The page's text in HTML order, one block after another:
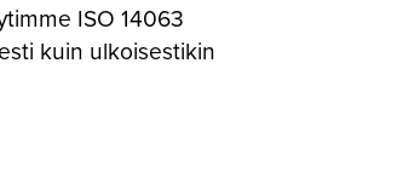
ISO 14063
kuin ulkoisestikin